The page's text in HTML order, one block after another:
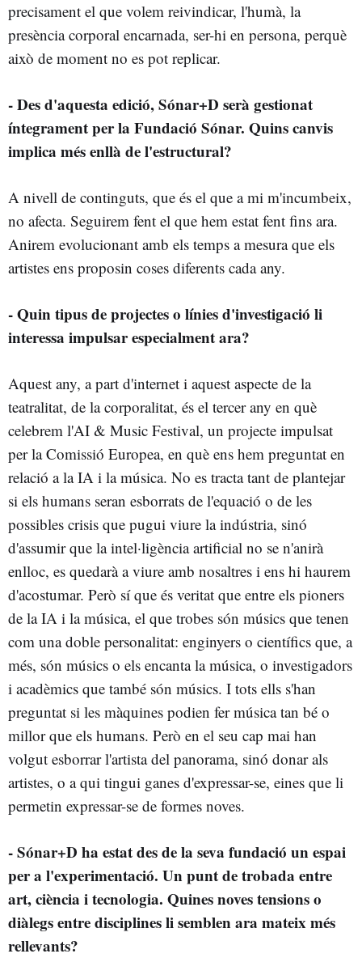
precisament el que volem reivindicar, l'humà, la
presència corporal encarnada, ser-hi en persona, perquè
això de moment no es pot replicar.
- Des d'aquesta edició, Sónar+D serà gestionat
íntegrament per la Fundació Sónar. Quins canvis
implica més enllà de l'estructural?
A nivell de continguts, que és el que a mi m'incumbeix,
no afecta. Seguirem fent el que hem estat fent fins ara.
Anirem evolucionant amb els temps a mesura que els
artistes ens proposin coses diferents cada any.
- Quin tipus de projectes o línies d'investigació li
interessa impulsar especialment ara?
Aquest any, a part d'internet i aquest aspecte de la
teatralitat, de la corporalitat, és el tercer any en què
celebrem l'AI & Music Festival, un projecte impulsat
per la Comissió Europea, en què ens hem preguntat en
relació a la IA i la música. No es tracta tant de plantejar
si els humans seran esborrats de l'equació o de les
possibles crisis que pugui viure la indústria, sinó
d'assumir que la intel·ligència artificial no se n'anirà
enlloc, es quedarà a viure amb nosaltres i ens hi haurem
d'acostumar. Però sí que és veritat que entre els pioners
de la IA i la música, el que trobes són músics que tenen
com una doble personalitat: enginyers o científics que, a
més, són músics o els encanta la música, o investigadors
i acadèmics que també són músics. I tots ells s'han
preguntat si les màquines podien fer música tan bé o
millor que els humans. Però en el seu cap mai han
volgut esborrar l'artista del panorama, sinó donar als
artistes, o a qui tingui ganes d'expressar-se, eines que li
permetin expressar-se de formes noves.
- Sónar+D ha estat des de la seva fundació un espai
per a l'experimentació. Un punt de trobada entre
art, ciència i tecnologia. Quines noves tensions o
diàlegs entre disciplines li semblen ara mateix més
rellevants?